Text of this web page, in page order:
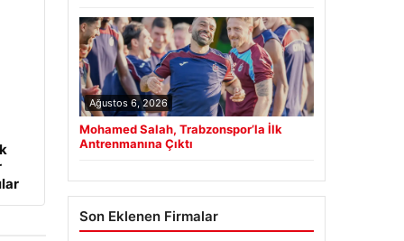
Ağustos 6, 2026
Mohamed Salah, Trabzonspor’la İlk
Antrenmanına Çıktı
Son Eklenen Firmalar